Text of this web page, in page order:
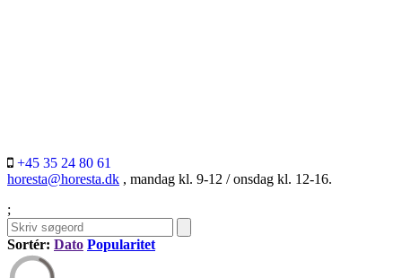
+45 35 24 80 61
horesta@horesta.dk , mandag kl. 9-12 / onsdag kl. 12-16.
;
Sortér: Dato Popularitet